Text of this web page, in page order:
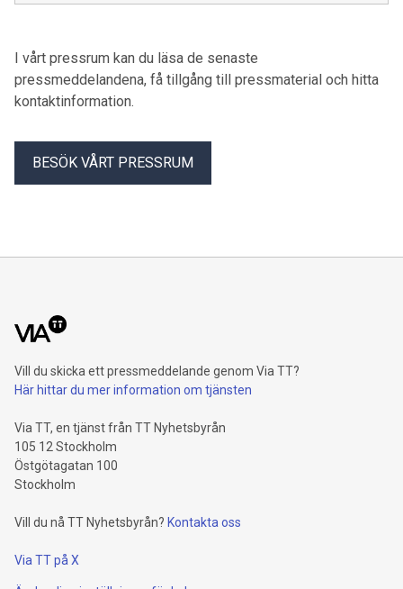
I vårt pressrum kan du läsa de senaste
pressmeddelandena, få tillgång till pressmaterial och hitta
kontaktinformation.
BESÖK VÅRT PRESSRUM
Vill du skicka ett pressmeddelande genom Via TT?
Här hittar du mer information om tjänsten
Via TT, en tjänst från TT Nyhetsbyrån
105 12 Stockholm
Östgötagatan 100
Stockholm
Vill du nå TT Nyhetsbyrån? Kontakta oss
Via TT på X